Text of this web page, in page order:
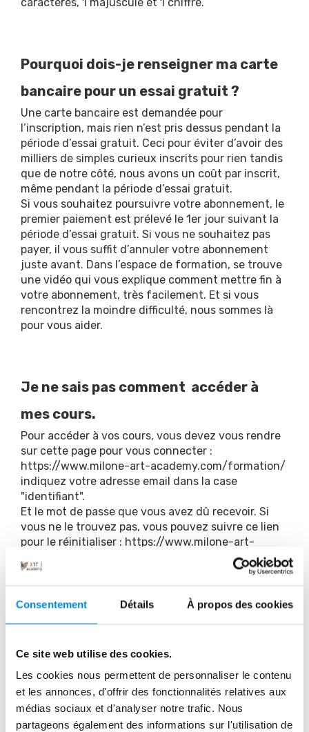
Consentement Détails À propos des cookies
Ce site web utilise des cookies.
Les cookies nous permettent de personnaliser le contenu
et les annonces, d'offrir des fonctionnalités relatives aux
médias sociaux et d'analyser notre trafic. Nous
partageons également des informations sur l'utilisation de
Pourquoi dois-je renseigner ma carte
bancaire pour un essai gratuit ?
Une carte bancaire est demandée pour
l’inscription, mais rien n’est pris dessus pendant la
période d’essai gratuit. Ceci pour éviter d’avoir des
milliers de simples curieux inscrits pour rien tandis
que de notre côté, nous avons un coût par inscrit,
même pendant la période d’essai gratuit.
Si vous souhaitez poursuivre votre abonnement, le
premier paiement est prélevé le 1er jour suivant la
période d’essai gratuit. Si vous ne souhaitez pas
payer, il vous suffit d’annuler votre abonnement
juste avant. Dans l’espace de formation, se trouve
une vidéo qui vous explique comment mettre fin à
votre abonnement, très facilement. Et si vous
rencontrez la moindre difficulté, nous sommes là
pour vous aider.
Je ne sais pas comment accéder à
mes cours.
Pour accéder à vos cours, vous devez vous rendre
sur cette page pour vous connecter :
https://www.milone-art-academy.com/formation/
indiquez votre adresse email dans la case
"identifiant".
Et le mot de passe que vous avez dû recevoir. Si
vous ne le trouvez pas, vous pouvez suivre ce lien
pour le réinitialiser : https://www.milone-art-
Le mot de passe doit contenir au minimum 6
Je n'ai rien reçu suite à l'achat d'un
nouveau cours.
Étant donné que vous aviez acheté un ou plusieurs
cours auparavant, les nouveaux cours se sont
ajouté dans le même espace de formation, ici :